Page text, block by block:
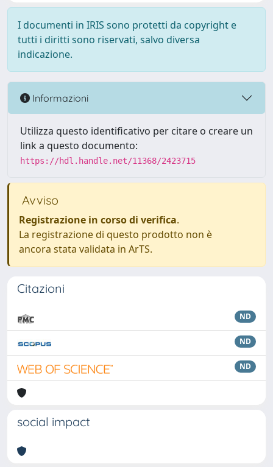
I documenti in IRIS sono protetti da copyright e
tutti i diritti sono riservati, salvo diversa
indicazione.
Informazioni
Utilizza questo identificativo per citare o creare un
link a questo documento:
https://hdl.handle.net/11368/2423715
Avviso
Registrazione in corso di verifica.
La registrazione di questo prodotto non è
ancora stata validata in ArTS.
Citazioni
ND
ND
ND
social impact